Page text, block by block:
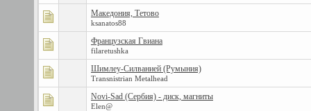
Македония, Тетово
ksanatos88
Французская Гвиана
filaretushka
Шимлеу-Силванией (Румыния)
Transnistrian Metalhead
Novi-Sad (Сербия) - диск, магниты
Elen@